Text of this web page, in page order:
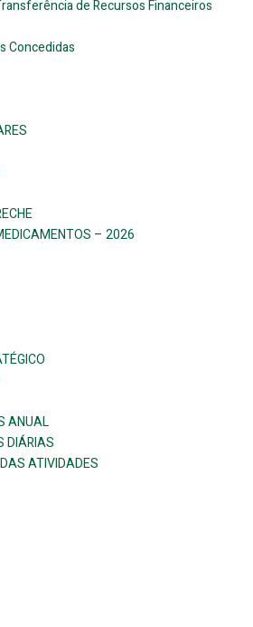
de Recursos Financeiros
Concedidas
– 2026
ANUAL
DIÁRIAS
ATIVIDADES